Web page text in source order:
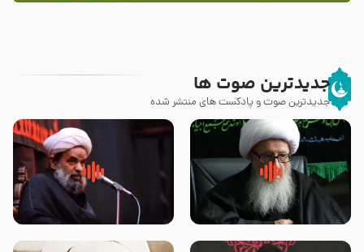
جدیدترین صوت ها
جدیدترین صوت و پادکست های منتشر شده
زوّار اربعین امام حسین (علیه
السلام) با این اشتیاق به زیارت
روضه جانسوز پاره های جگر امام
حسن مجتبی علیه السلام-حجت